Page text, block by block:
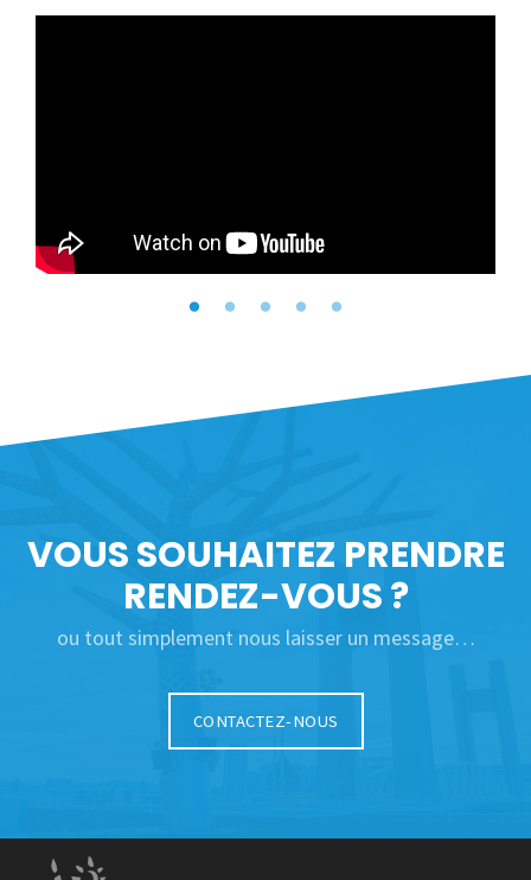
VOUS SOUHAITEZ PRENDRE
RENDEZ-VOUS ?
ou tout simplement nous laisser un message…
CONTACTEZ-NOUS